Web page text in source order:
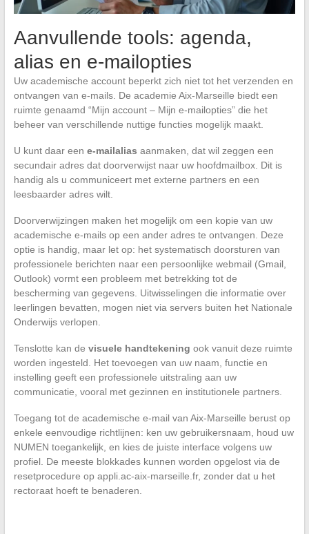
Aanvullende tools: agenda,
alias en e-mailopties
Uw academische account beperkt zich niet tot het verzenden en
ontvangen van e-mails. De academie Aix-Marseille biedt een
ruimte genaamd “Mijn account – Mijn e-mailopties” die het
beheer van verschillende nuttige functies mogelijk maakt.
U kunt daar een e-mailalias aanmaken, dat wil zeggen een
secundair adres dat doorverwijst naar uw hoofdmailbox. Dit is
handig als u communiceert met externe partners en een
leesbaarder adres wilt.
Doorverwijzingen maken het mogelijk om een kopie van uw
academische e-mails op een ander adres te ontvangen. Deze
optie is handig, maar let op: het systematisch doorsturen van
professionele berichten naar een persoonlijke webmail (Gmail,
Outlook) vormt een probleem met betrekking tot de
bescherming van gegevens. Uitwisselingen die informatie over
leerlingen bevatten, mogen niet via servers buiten het Nationale
Onderwijs verlopen.
Tenslotte kan de visuele handtekening ook vanuit deze ruimte
worden ingesteld. Het toevoegen van uw naam, functie en
instelling geeft een professionele uitstraling aan uw
communicatie, vooral met gezinnen en institutionele partners.
Toegang tot de academische e-mail van Aix-Marseille berust op
enkele eenvoudige richtlijnen: ken uw gebruikersnaam, houd uw
NUMEN toegankelijk, en kies de juiste interface volgens uw
profiel. De meeste blokkades kunnen worden opgelost via de
resetprocedure op appli.ac-aix-marseille.fr, zonder dat u het
rectoraat hoeft te benaderen.